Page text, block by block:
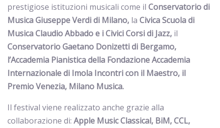
prestigiose istituzioni musicali come il Conservatorio di
Musica Giuseppe Verdi di Milano, la Civica Scuola di
Musica Claudio Abbado e i Civici Corsi di Jazz, il
Conservatorio Gaetano Donizetti di Bergamo,
l’Accademia Pianistica della Fondazione Accademia
Internazionale di Imola Incontri con il Maestro, il
Premio Venezia, Milano Musica.
Il festival viene realizzato anche grazie alla
collaborazione di: Apple Music Classical, BiM, CCL,